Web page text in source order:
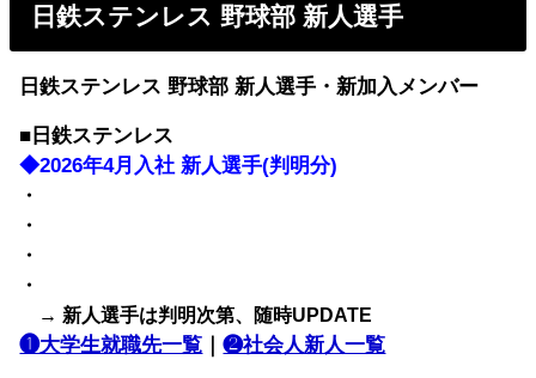
日鉄ステンレス 野球部 新人選手
日鉄ステンレス 野球部 新人選手・新加入メンバー
■日鉄ステンレス
◆2026年4月入社 新人選手(判明分)
・
・
・
・
→ 新人選手は判明次第、随時UPDATE
❶大学生就職先一覧 ｜❷社会人新人一覧